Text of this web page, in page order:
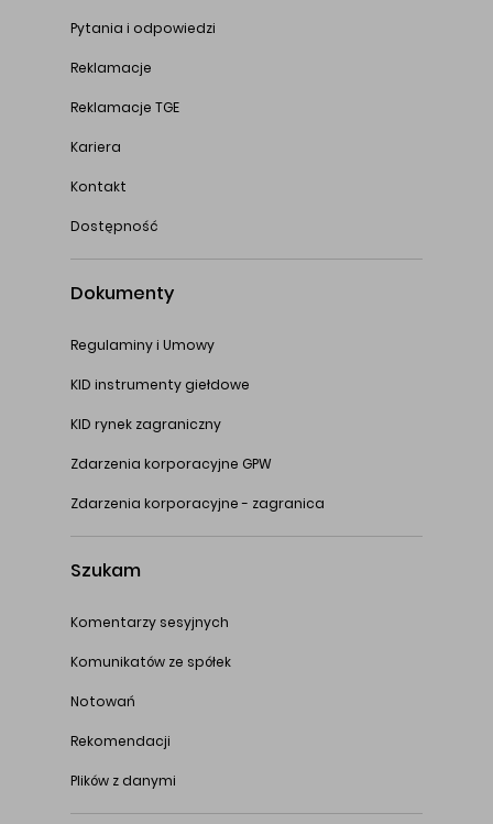
Pytania i odpowiedzi
Reklamacje
Reklamacje TGE
Kariera
Kontakt
Dostępność
Dokumenty
Regulaminy i Umowy
KID instrumenty giełdowe
KID rynek zagraniczny
Zdarzenia korporacyjne GPW
Zdarzenia korporacyjne - zagranica
Szukam
Komentarzy sesyjnych
Komunikatów ze spółek
Notowań
Rekomendacji
Plików z danymi